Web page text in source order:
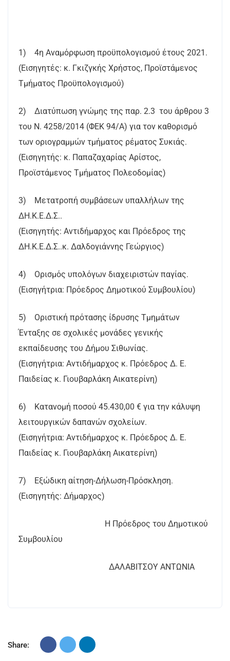
1) 4η Αναμόρφωση προϋπολογισμού έτους 2021.
(Εισηγητές: κ. Γκιζγκής Χρήστος, Προϊστάμενος
Τμήματος Προϋπολογισμού)
2) Διατύπωση γνώμης της παρ. 2.3 του άρθρου 3
του Ν. 4258/2014 (ΦΕΚ 94/Α) για τον καθορισμό
των οριογραμμών τμήματος ρέματος Συκιάς.
(Εισηγητής: κ. Παπαζαχαρίας Αρίστος,
Προϊστάμενος Τμήματος Πολεοδομίας)
3) Μετατροπή συμβάσεων υπαλλήλων της
ΔΗ.Κ.Ε.Δ.Σ..
(Εισηγητής: Αντιδήμαρχος και Πρόεδρος της
ΔΗ.Κ.Ε.Δ.Σ..κ. Δαλδογιάννης Γεώργιος)
4) Ορισμός υπολόγων διαχειριστών παγίας.
(Εισηγήτρια: Πρόεδρος Δημοτικού Συμβουλίου)
5) Οριστική πρότασης ίδρυσης Τμημάτων
Ένταξης σε σχολικές μονάδες γενικής
εκπαίδευσης του Δήμου Σιθωνίας.
(Εισηγήτρια: Αντιδήμαρχος κ. Πρόεδρος Δ. Ε.
Παιδείας κ. Γιουβαρλάκη Αικατερίνη)
6) Κατανομή ποσού 45.430,00 € για την κάλυψη
λειτουργικών δαπανών σχολείων.
(Εισηγήτρια: Αντιδήμαρχος κ. Πρόεδρος Δ. Ε.
Παιδείας κ. Γιουβαρλάκη Αικατερίνη)
7) Εξώδικη αίτηση-Δήλωση-Πρόσκληση.
(Εισηγητής: Δήμαρχος)
Η Πρόεδρος του Δημοτικού
Συμβουλίου
ΔΑΛΑΒΙΤΣΟΥ ΑΝΤΩΝΙΑ
Share: